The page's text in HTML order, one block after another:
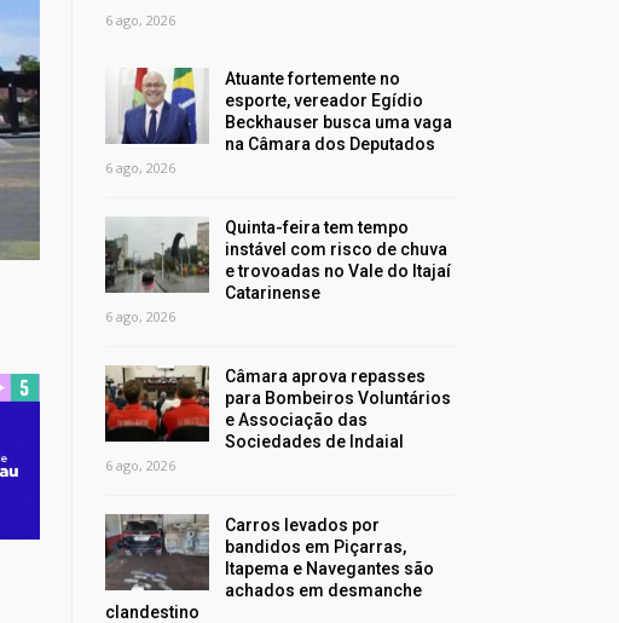
6 ago, 2026
Atuante fortemente no
esporte, vereador Egídio
Beckhauser busca uma vaga
na Câmara dos Deputados
6 ago, 2026
Quinta-feira tem tempo
instável com risco de chuva
e trovoadas no Vale do Itajaí
Catarinense
6 ago, 2026
Câmara aprova repasses
para Bombeiros Voluntários
e Associação das
Sociedades de Indaial
6 ago, 2026
Carros levados por
bandidos em Piçarras,
Itapema e Navegantes são
achados em desmanche
clandestino